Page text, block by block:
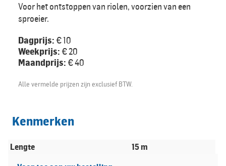
Voor het ontstoppen van riolen, voorzien van een
sproeier.
Dagprijs: € 10
Weekprijs: € 20
Maandprijs: € 40
Alle vermelde prijzen zijn exclusief BTW.
Kenmerken
Lengte
15 m